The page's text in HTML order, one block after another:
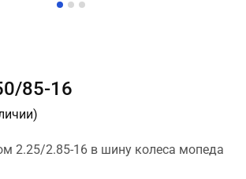
85-16
2.25/2.85-16 в шину колеса мопеда